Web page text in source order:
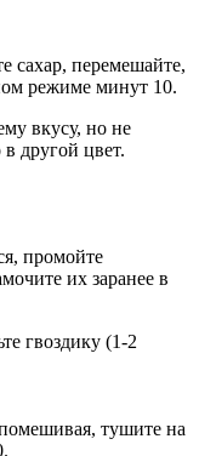
сахар, перемешайте,
режиме минут 10.
вкусу, но не
другой цвет.
промойте
их заранее в
гвоздику (1-2
тушите на